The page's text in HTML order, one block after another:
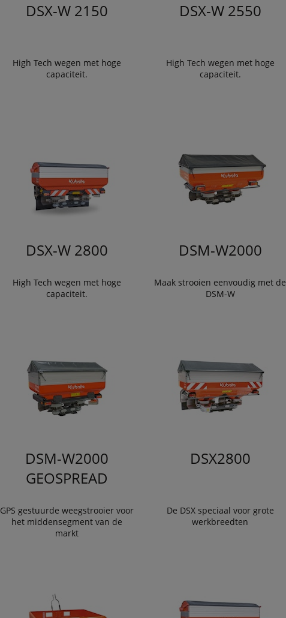
DSX-W 2150
High Tech wegen met hoge
capaciteit.
DSX-W 2550
High Tech wegen met hoge
capaciteit.
DSX-W 2800
High Tech wegen met hoge
capaciteit.
DSM-W2000
Maak strooien eenvoudig met de
DSM-W
DSM-W2000
GEOSPREAD
GPS gestuurde weegstrooier voor
het middensegment van de
markt
DSX2800
De DSX speciaal voor grote
werkbreedten